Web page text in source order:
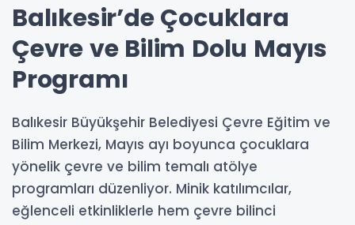
Balıkesir’de Çocuklara
Çevre ve Bilim Dolu Mayıs
Programı
Balıkesir Büyükşehir Belediyesi Çevre Eğitim ve
Bilim Merkezi, Mayıs ayı boyunca çocuklara
yönelik çevre ve bilim temalı atölye
programları düzenliyor. Minik katılımcılar,
eğlenceli etkinliklerle hem çevre bilinci